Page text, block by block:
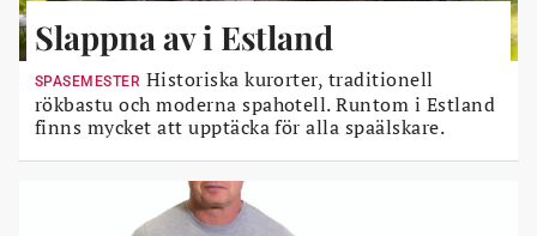
Slappna av i Estland
SPASEMESTER Historiska kurorter, traditionell
rökbastu och moderna spahotell. Runtom i Estland
finns mycket att upptäcka för alla spaälskare.